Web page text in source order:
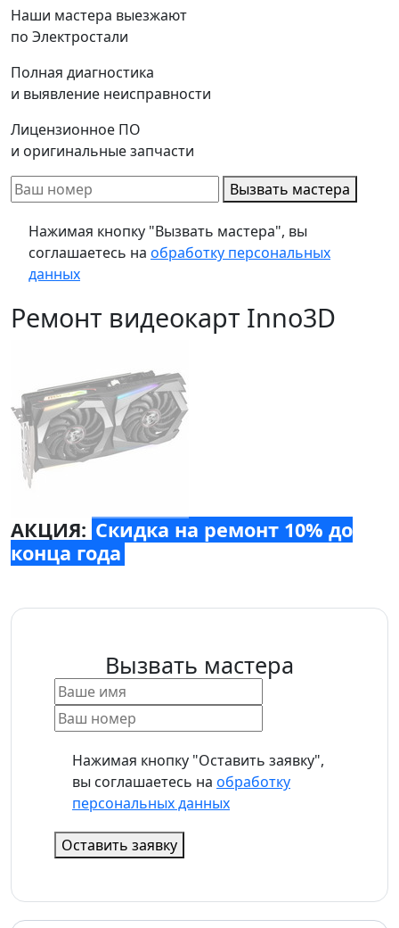
Наши мастера выезжают
по Электростали
Полная диагностика
и выявление неисправности
Лицензионное ПО
и оригинальные запчасти
Вызвать мастера
Нажимая кнопку "Вызвать мастера", вы
соглашаетесь на обработку персональных
данных
Ремонт видеокарт Inno3D
АКЦИЯ: Скидка на ремонт 10% до
конца года
Вызвать мастера
Нажимая кнопку "Оставить заявку",
вы соглашаетесь на обработку
персональных данных
Оставить заявку